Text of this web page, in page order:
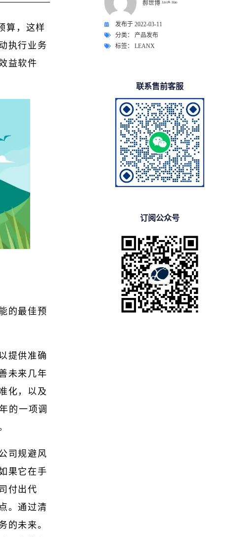
算，这样
执行业务
益软件
的最佳预
提供准确
未来几年
化，以及
的一项调
司规避风
果它在手
付出代
。通过清
的未来。
郝世博 ᴶᵃᵛᵉⁿ ᴴᵃᵒ
发布于 2022-03-11
分类：
产品发布
标签：
LEANX
联系售前客服
订阅公众号